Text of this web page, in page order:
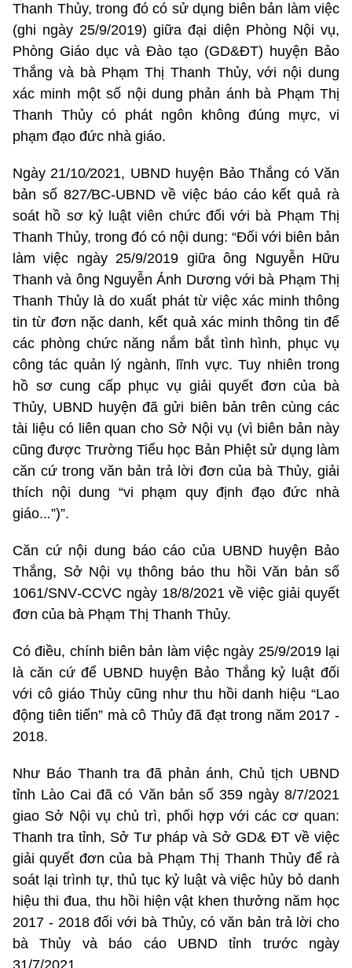
Thanh Thủy, trong đó có sử dụng biên bản làm việc
(ghi ngày 25/9/2019) giữa đại diện Phòng Nội vụ,
Phòng Giáo dục và Đào tạo (GD&ĐT) huyện Bảo
Thắng và bà Phạm Thị Thanh Thủy, với nội dung
xác minh một số nội dung phản ánh bà Phạm Thị
Thanh Thủy có phát ngôn không đúng mực, vi
phạm đạo đức nhà giáo.
Ngày 21/10/2021, UBND huyện Bảo Thắng có Văn
bản số 827/BC-UBND về việc báo cáo kết quả rà
soát hồ sơ kỷ luật viên chức đối với bà Phạm Thị
Thanh Thủy, trong đó có nội dung: “Đối với biên bản
làm việc ngày 25/9/2019 giữa ông Nguyễn Hữu
Thanh và ông Nguyễn Ánh Dương với bà Phạm Thị
Thanh Thủy là do xuất phát từ việc xác minh thông
tin từ đơn nặc danh, kết quả xác minh thông tin để
các phòng chức năng nắm bắt tình hình, phục vụ
công tác quản lý ngành, lĩnh vực. Tuy nhiên trong
hồ sơ cung cấp phục vụ giải quyết đơn của bà
Thủy, UBND huyện đã gửi biên bản trên cùng các
tài liệu có liên quan cho Sở Nội vụ (vì biên bản này
cũng được Trường Tiểu học Bản Phiệt sử dụng làm
căn cứ trong văn bản trả lời đơn của bà Thủy, giải
thích nội dung “vi phạm quy định đạo đức nhà
giáo...”)”.
Căn cứ nội dung báo cáo của UBND huyện Bảo
Thắng, Sở Nội vụ thông báo thu hồi Văn bản số
1061/SNV-CCVC ngày 18/8/2021 về việc giải quyết
đơn của bà Phạm Thị Thanh Thủy.
Có điều, chính biên bản làm việc ngày 25/9/2019 lại
là căn cứ để UBND huyện Bảo Thắng kỷ luật đối
với cô giáo Thủy cũng như thu hồi danh hiệu “Lao
động tiên tiến” mà cô Thủy đã đạt trong năm 2017 -
2018.
Như Báo Thanh tra đã phản ánh, Chủ tịch UBND
tỉnh Lào Cai đã có Văn bản số 359 ngày 8/7/2021
giao Sở Nội vụ chủ trì, phối hợp với các cơ quan:
Thanh tra tỉnh, Sở Tư pháp và Sở GD& ĐT về việc
giải quyết đơn của bà Phạm Thị Thanh Thủy để rà
soát lại trình tự, thủ tục kỷ luật và việc hủy bỏ danh
hiệu thi đua, thu hồi hiện vật khen thưởng năm học
2017 - 2018 đối với bà Thủy, có văn bản trả lời cho
bà Thủy và báo cáo UBND tỉnh trước ngày